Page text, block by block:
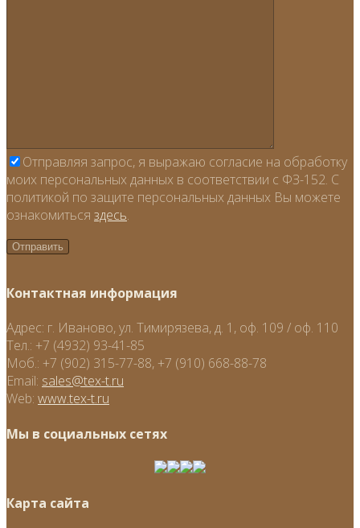
Отправляя запрос, я выражаю согласие на обработку
моих персональных данных в соответствии с ФЗ-152. С
политикой по защите персональных данных Вы можете
ознакомиться здесь.
Контактная информация
Адрес: г. Иваново, ул. Тимирязева, д. 1, оф. 109 / оф. 110
Тел.: +7 (4932) 93-41-85
Моб.: +7 (902) 315-77-88, +7 (910) 668-88-78
Email: sales@tex-t.ru
Web: www.tex-t.ru
Мы в социальных сетях
Карта сайта